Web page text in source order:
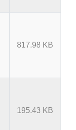
817.98 KB
195.43 KB